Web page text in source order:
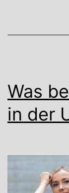
Was
in der